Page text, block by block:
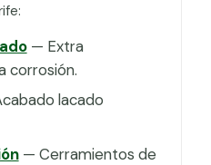
— Extra
corrosión.
lacado
— Cerramientos de